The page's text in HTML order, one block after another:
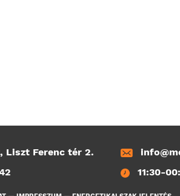
Liszt Ferenc tér 2.
11:30-